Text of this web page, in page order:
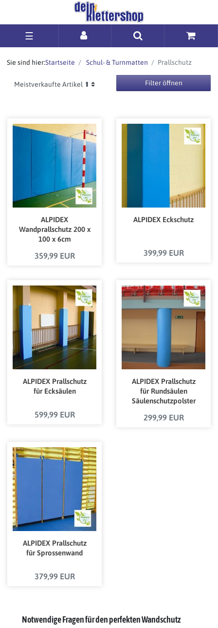
☰
Sie sind hier:Startseite Schul- & Turnmatten Prallschutz
Filter öffnen
ALPIDEX
Wandprallschutz 200 x
100 x 6cm
359,99 EUR
ALPIDEX Eckschutz
399,99 EUR
ALPIDEX Prallschutz
für Ecksäulen
599,99 EUR
ALPIDEX Prallschutz
für Rundsäulen
Säulenschutzpolster
299,99 EUR
ALPIDEX Prallschutz
für Sprossenwand
379,99 EUR
Notwendige Fragen für den perfekten Wandschutz